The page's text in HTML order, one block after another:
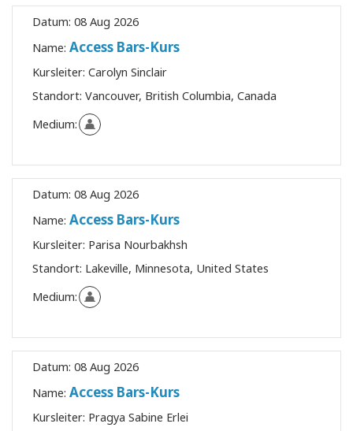
Datum: 08 Aug 2026
Name: Access Bars-Kurs
Kursleiter: Carolyn Sinclair
Standort: Vancouver, British Columbia, Canada
Medium:
Datum: 08 Aug 2026
Name: Access Bars-Kurs
Kursleiter: Parisa Nourbakhsh
Standort: Lakeville, Minnesota, United States
Medium:
Datum: 08 Aug 2026
Name: Access Bars-Kurs
Kursleiter: Pragya Sabine Erlei